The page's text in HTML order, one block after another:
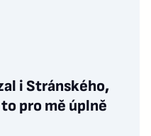
i Stránského,
pro mě úplně